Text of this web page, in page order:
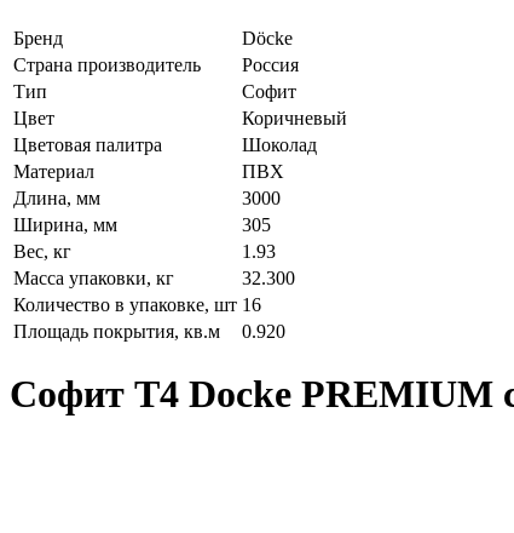
Бренд
Döcke
Страна производитель
Россия
Тип
Софит
Цвет
Коричневый
Цветовая палитра
Шоколад
Материал
ПВХ
Длина, мм
3000
Ширина, мм
305
Вес, кг
1.93
Масса упаковки, кг
32.300
Количество в упаковке, шт 16
Площадь покрытия, кв.м
0.920
Софит Т4 Docke PREMIUM